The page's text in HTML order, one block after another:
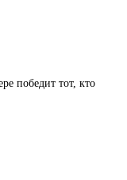
победит тот, кто